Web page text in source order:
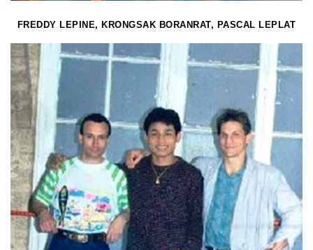
FREDDY LEPINE, KRONGSAK BORANRAT, PASCAL LEPLAT